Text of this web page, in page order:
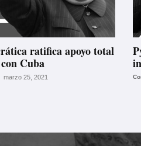
ratifica apoyo total
Cuba
marzo 25, 2021